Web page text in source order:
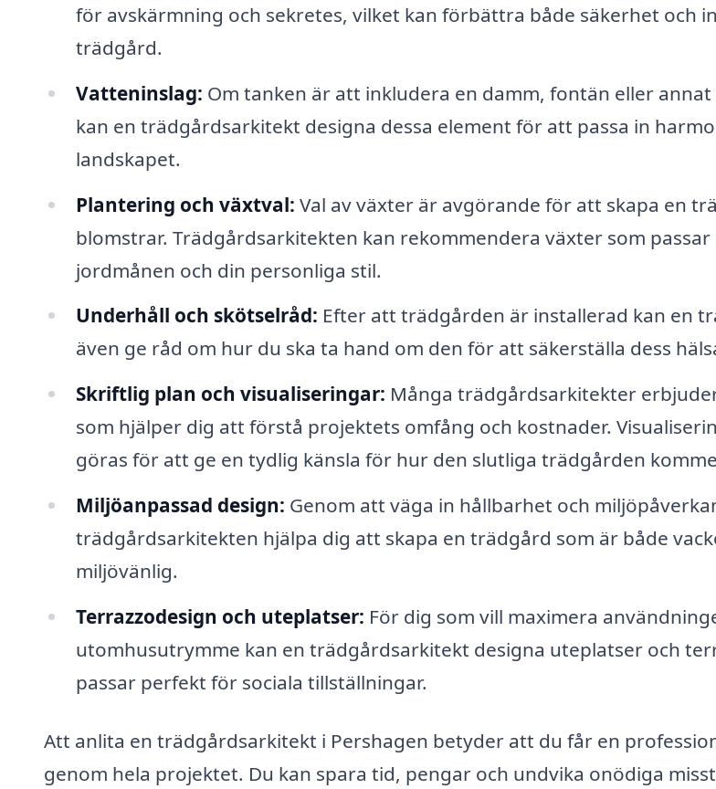
för avskärmning och sekretes, vilket kan förbättra både säkerhet och
trädgård.
Vatteninslag: Om tanken är att inkludera en damm, fontän eller
kan en trädgårdsarkitekt designa dessa element för att passa in
landskapet.
Plantering och växtval: Val av växter är avgörande för att skapa en
blomstrar. Trädgårdsarkitekten kan rekommendera växter som
jordmånen och din personliga stil.
Underhåll och skötselråd: Efter att trädgården är installerad kan en
även ge råd om hur du ska ta hand om den för att säkerställa dess
Skriftlig plan och visualiseringar: Många trädgårdsarkitekter
som hjälper dig att förstå projektets omfång och kostnader.
göras för att ge en tydlig känsla för hur den slutliga trädgården
Miljöanpassad design: Genom att väga in hållbarhet och
trädgårdsarkitekten hjälpa dig att skapa en trädgård som är både
miljövänlig.
Terrazzodesign och uteplatser: För dig som vill maximera
utomhusutrymme kan en trädgårdsarkitekt designa uteplatser och
passar perfekt för sociala tillställningar.
Att anlita en trädgårdsarkitekt i Pershagen betyder att du får en
genom hela projektet. Du kan spara tid, pengar och undvika onödiga